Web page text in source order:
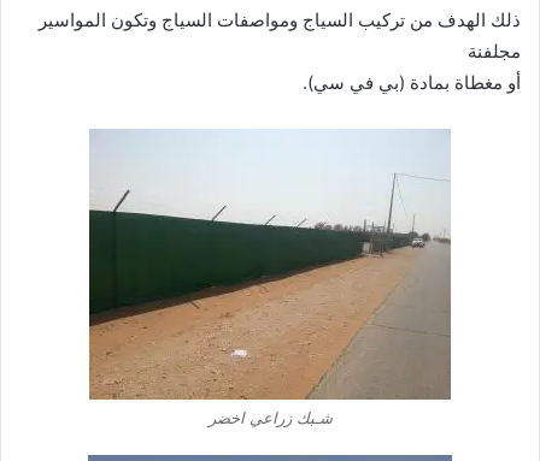
ذلك الهدف من تركيب السياج ومواصفات السياج وتكون المواسير
مجلفنة
أو مغطاة بمادة (بي في سي).
شـبك زراعي اخضر